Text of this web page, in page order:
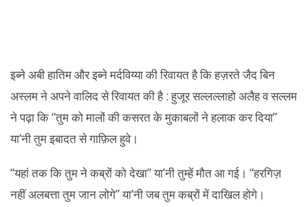
इब्ने अबी हातिम और इब्ने मर्दविय्या की रिवायत है कि हज़रते जैद बिन
अस्लम ने अपने वालिद से रिवायत की है : हुजूर सल्लल्लाहो अलैह व सल्लम
ने पढ़ा कि “तुम को मालों की कसरत के मुकाबलों ने हलाक कर दिया”
या’नी तुम इबादत से गाफ़िल हुवे।
“यहां तक कि तुम ने कब्रों को देखा” या’नी तुम्हें मौत आ गई। “हरगिज़
नहीं अलबत्ता तुम जान लोगे” या’नी जब तुम कब्रों में दाखिल होगे।